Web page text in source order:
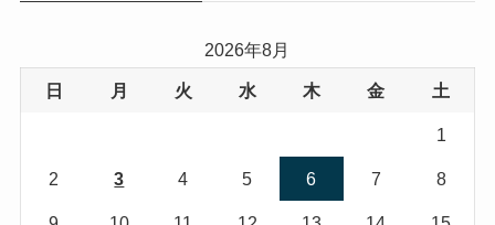
2026年8月
日 月 火 水 木 金 土
1
2 3 4 5 6 7 8